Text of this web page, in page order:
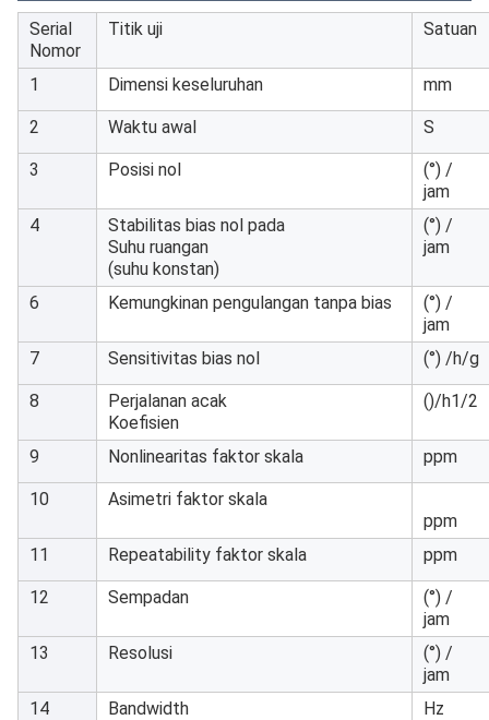
Serial
Nomor
Titik uji Satuan
1 Dimensi keseluruhan mm
2 Waktu awal S
3 Posisi nol
(°) /
jam
4
Stabilitas bias nol pada
Suhu ruangan
(suhu konstan)
(°) /
jam
6 Kemungkinan pengulangan tanpa bias
(°) /
jam
7
Sensitivitas bias nol (°) /h/g
8
Perjalanan acak
Koefisien
()/h1/2
9 Nonlinearitas faktor skala ppm
10
Asimetri faktor skala
ppm
11
Repeatability faktor skala ppm
12 Sempadan
(°) /
jam
13
Resolusi
(°) /
jam
14
Bandwidth Hz